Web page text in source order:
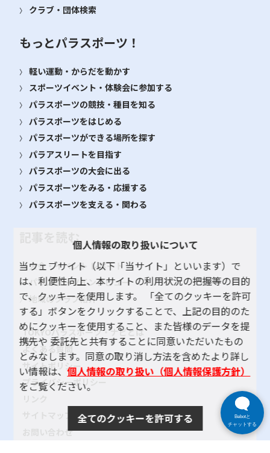
クラブ・団体検索
もっとパラスポーツ！
軽い運動・からだを動かす
スポーツイベント・体験会に参加する
パラスポーツの競技・種目を知る
パラスポーツをはじめる
パラスポーツができる場所を探す
パラアスリートを目指す
パラスポーツの大会に出る
パラスポーツをみる・応援する
パラスポーツを支える・関わる
記事を読む
大会・イベント レポート
パラスポーツインタビュー
地域のクラブ紹介
TOKYOパラスポーツ・ナビとは
よくある質問
サイトポリシー
プライバシーポリシー
お問い合わせ
個人情報の取り扱いについて
当ウェブサイト（以下「当サイト」といいます）で
は、利便性向上、本サイトの利用状況の把握等の目的
で、クッキーを使用します。 「全てのクッキーを許可
する」ボタンをクリックすることで、上記の目的のた
めにクッキーを使用すること、また皆様のデータを提
携先や 委託先と共有することに同意いただいたもの
とみなします。同意の取り消し方法を含めたより詳し
い情報は、個人情報の取り扱い（個人情報保護方針）
をご覧ください。
全てのクッキーを許可する
Bebotと
チャットする